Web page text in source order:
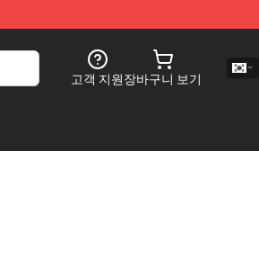
고객 지원장바구니 보기